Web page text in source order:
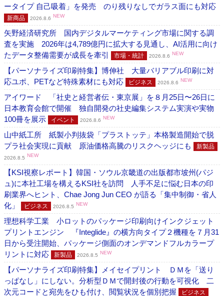
ータイプ 自己吸着」を発売 のり残りなしでガラス面にも対応
新商品 2026.8.6 NEW
矢野経済研究所 国内デジタルマーケティング市場に関する調
査を実施 2026年は4,789億円に拡大する見通し、AI活用に向け
たデータ整備需要が成長を牽引
市場・統計 2026.8.6 NEW
【パーソナライズ印刷特集】博伸社 大量バリアブル印刷に対
応ユポ、PETなど特殊素材にも対応
ビジネス 2026.8.6 NEW
アイワード 「社史と経営者伝・東京展」を８月25日〜26日に
日本教育会館で開催 独自開発の社史編集システム実演や実物
100冊を展示
イベント 2026.8.6 NEW
山中紙工所 紙製小判抜袋「プラストッテ」本格製造開始で脱
プラ社会実現に貢献 原油価格高騰のリスクヘッジにも
新製品
2026.8.5 NEW
【KSI視察レポート】韓国・ソウル京畿道の出版都市坡州(パジ
ュ)に本社工場を構えるKSI社を訪問 人手不足に悩む日本の印
刷業界へヒント、Chae Jong Jun CEO が語る「集中制御・省人
化」
ビジネス 2026.8.5 NEW
理想科学工業 小ロットのパッケージ印刷向けインクジェット
プリントエンジン 『Integlide』の横方向タイプ２機種を７月31
日から受注開始、パッケージ側面のオンデマンドフルカラープ
リントに対応
新製品 2026.8.5 NEW
【パーソナライズ印刷特集】メイセイプリント ＤＭを「送り
っぱなし」にしない。分析型ＤＭで開封後の行動を可視化 二
次元コードと宛先をひも付け、閲覧状況を個別把握
ビジネス